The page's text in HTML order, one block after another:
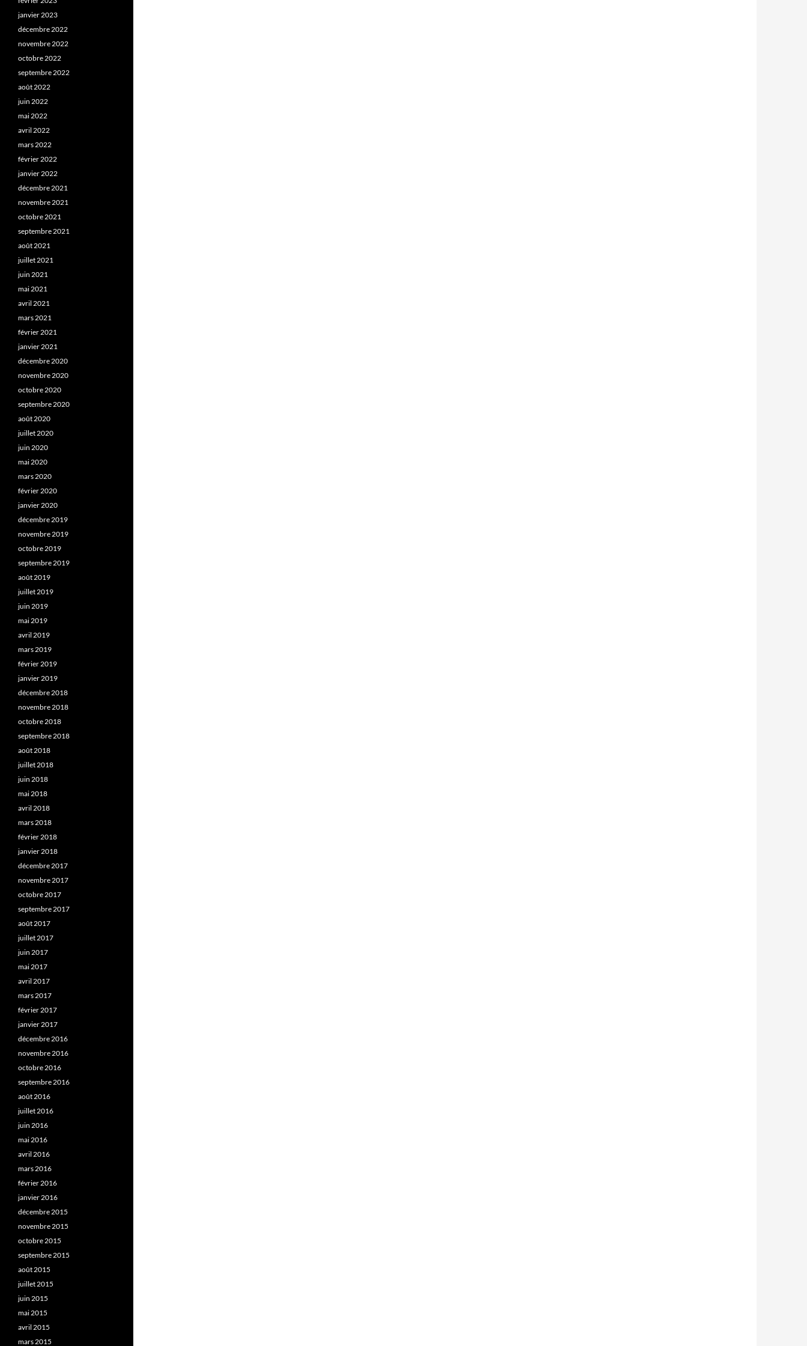
janvier 2023
décembre 2022
novembre 2022
octobre 2022
septembre 2022
août 2022
juin 2022
mai 2022
avril 2022
mars 2022
février 2022
janvier 2022
décembre 2021
novembre 2021
octobre 2021
septembre 2021
août 2021
juillet 2021
juin 2021
mai 2021
avril 2021
mars 2021
février 2021
janvier 2021
décembre 2020
novembre 2020
octobre 2020
septembre 2020
août 2020
juillet 2020
juin 2020
mai 2020
mars 2020
février 2020
janvier 2020
décembre 2019
novembre 2019
octobre 2019
septembre 2019
août 2019
juillet 2019
juin 2019
mai 2019
avril 2019
mars 2019
février 2019
janvier 2019
décembre 2018
novembre 2018
octobre 2018
septembre 2018
août 2018
juillet 2018
juin 2018
mai 2018
avril 2018
mars 2018
février 2018
janvier 2018
décembre 2017
novembre 2017
octobre 2017
septembre 2017
août 2017
juillet 2017
juin 2017
mai 2017
avril 2017
mars 2017
février 2017
janvier 2017
décembre 2016
novembre 2016
octobre 2016
septembre 2016
août 2016
juillet 2016
juin 2016
mai 2016
avril 2016
mars 2016
février 2016
janvier 2016
décembre 2015
novembre 2015
octobre 2015
septembre 2015
août 2015
juillet 2015
juin 2015
mai 2015
avril 2015
mars 2015